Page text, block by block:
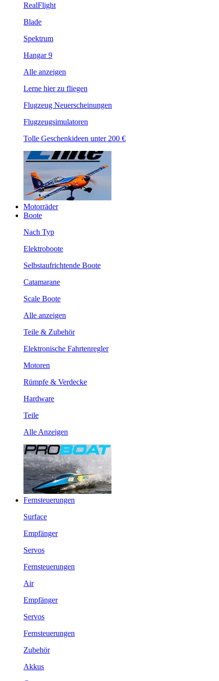
RealFlight
Blade
Spektrum
Hangar 9
Alle anzeigen
Lerne hier zu fliegen
Flugzeug Neuerscheinungen
Flugzeugsimulatoren
Tolle Geschenkideen unter 200 €
Motorräder
Boote
Nach Typ
Elektroboote
Selbstaufrichtende Boote
Catamarane
Scale Boote
Alle anzeigen
Teile & Zubehör
Elektronische Fahrtenregler
Motoren
Rümpfe & Verdecke
Hardware
Teile
Alle Anzeigen
Fernsteuerungen
Surface
Empfänger
Servos
Fernsteuerungen
Air
Empfänger
Servos
Fernsteuerungen
Zubehör
Akkus